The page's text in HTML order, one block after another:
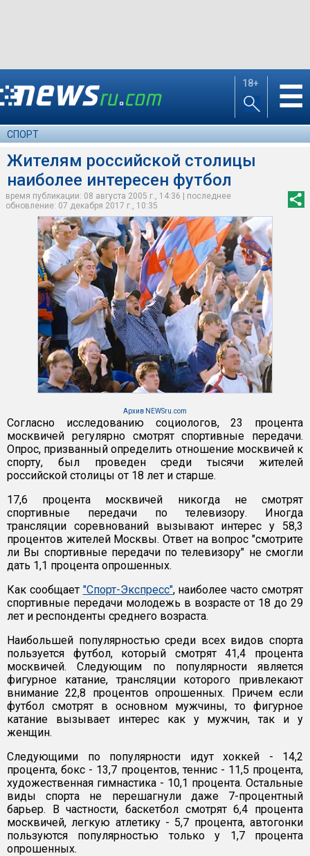
18+ ☰
СПОРТ
Жителям российской столицы
наиболее интересен футбол
время публикации: 08 августа 2005 г., 14:36 | последнее
обновление: 07 декабря 2017 г., 10:35
Архив NEWSru.com
Согласно исследованию социологов, 23 процента
москвичей регулярно смотрят спортивные передачи.
Опрос, призванный определить отношение москвичей к
спорту, был проведен среди тысячи жителей
российской столицы от 18 лет и старше.
17,6 процента москвичей никогда не смотрят
спортивные передачи по телевизору. Иногда
трансляции соревнований вызывают интерес у 58,3
процентов жителей Москвы. Ответ на вопрос "смотрите
ли Вы спортивные передачи по телевизору" не смогли
дать 1,1 процента опрошенных.
Как сообщает "Спорт-Экспресс", наиболее часто смотрят
спортивные передачи молодежь в возрасте от 18 до 29
лет и респонденты среднего возраста.
Наибольшей популярностью среди всех видов спорта
пользуется футбол, который смотрят 41,4 процента
москвичей. Следующим по популярности является
фигурное катание, трансляции которого привлекают
внимание 22,8 процентов опрошенных. Причем если
футбол смотрят в основном мужчины, то фигурное
катание вызывает интерес как у мужчин, так и у
женщин.
Следующими по популярности идут хоккей - 14,2
процента, бокс - 13,7 процентов, теннис - 11,5 процента,
художественная гимнастика - 10,1 процента. Остальные
виды спорта не перешагнули даже 7-процентный
барьер. В частности, баскетбол смотрят 6,4 процента
москвичей, легкую атлетику - 5,7 процента, автогонки
пользуются популярностью только у 1,7 процента
опрошенных.